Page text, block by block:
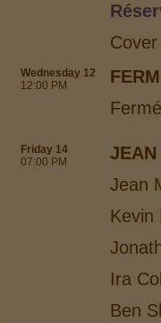
Wednesday 12
12:00 PM
Friday 14
07:00 PM
JEAN
Jean
Kevin
Ira
Ben